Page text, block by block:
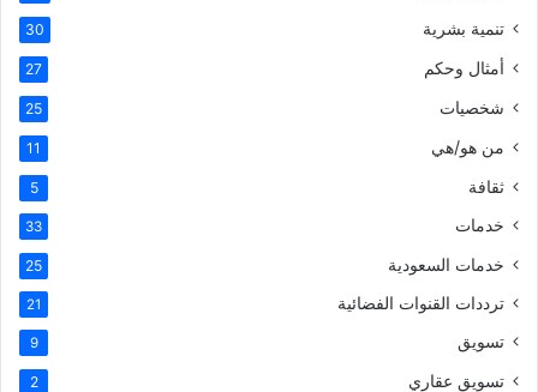
تنمية بشرية 30
أمثال وحكم 27
شخصيات 25
من هو/هي 11
ثقافة 5
خدمات 33
خدمات السعودية 25
ترددات القنوات الفضائية 21
تسويق 9
تسويق عقاري 2